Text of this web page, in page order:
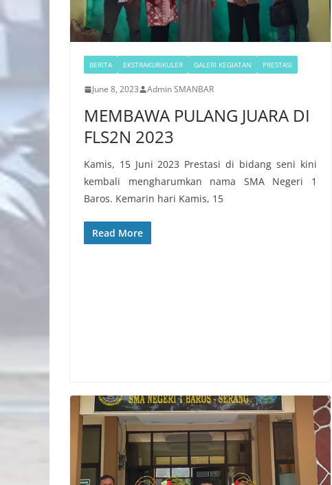
BERITA EKSTRAKURIKULER GALERI KEGIATAN PRESTASI
June 8, 2023 Admin SMANBAR
MEMBAWA PULANG JUARA DI
FLS2N 2023
Kamis, 15 Juni 2023 Prestasi di bidang seni kini
kembali mengharumkan nama SMA Negeri 1
Baros. Kemarin hari Kamis, 15
Read More